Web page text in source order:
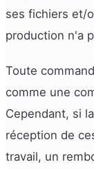
ses fichiers et/
production n'a
Toute
comme une
Cependant, si
réception de
travail, un